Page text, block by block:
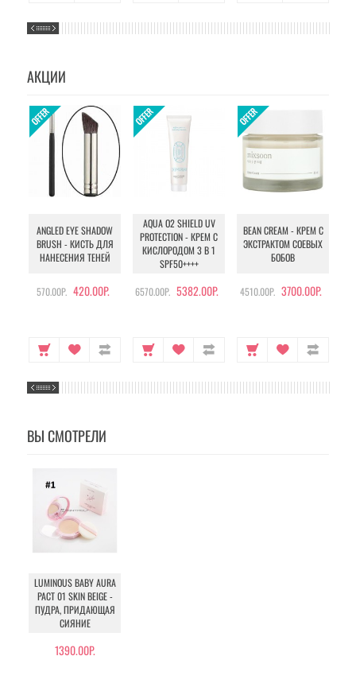
АКЦИИ
ANGLED EYE SHADOW
BRUSH - КИСТЬ ДЛЯ
НАНЕСЕНИЯ ТЕНЕЙ
570.00Р. 420.00Р.
AQUA O2 SHIELD UV
PROTECTION - КРЕМ С
КИСЛОРОДОМ 3 В 1
SPF50++++
6570.00Р. 5382.00Р.
BEAN CREAM - КРЕМ С
ЭКСТРАКТОМ СОЕВЫХ
БОБОВ
4510.00Р. 3700.00Р.
ВЫ СМОТРЕЛИ
LUMINOUS BABY AURA
PACT 01 SKIN BEIGE -
ПУДРА, ПРИДАЮЩАЯ
СИЯНИЕ
1390.00Р.